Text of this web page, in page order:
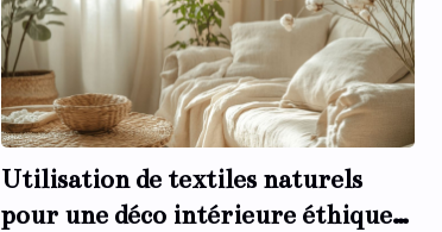
Utilisation de textiles naturels
pour une déco intérieure éthique